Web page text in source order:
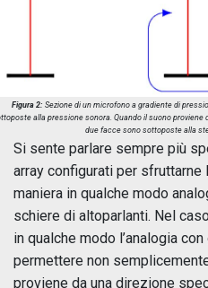
Figura 2: Sezione di un microfono a gradiente di
alla pressione sonora. Quando il suono proviene
due facce sono sottoposte alla
Si sente parlare sempre più
array configurati per
maniera in qualche modo
schiere di altoparlanti. Nel
in qualche modo l’analogia
permettere non
proviene da una direzione